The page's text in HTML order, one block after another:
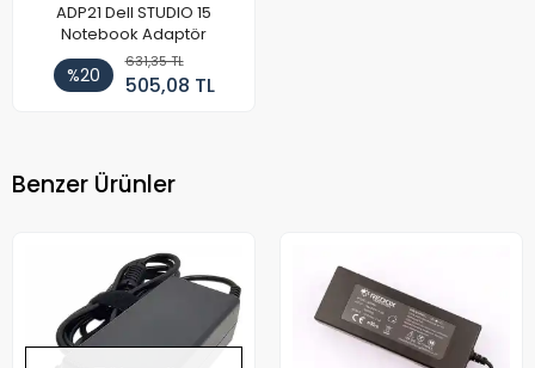
ADP21 Dell STUDIO 15
Notebook Adaptör
%20
631,35 TL
505,08 TL
Benzer Ürünler